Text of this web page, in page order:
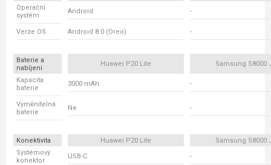
Operační
systém
Android -
Verze OS Android 8.0 (Oreo) -
Baterie a
nabíjení
Huawei P20 Lite Samsung S8000
Kapacita
baterie
3000 mAh -
Vyměnitelná
baterie
Ne -
Konektivita Huawei P20 Lite
Samsung S8000
Systémový
konektor
USB-C -